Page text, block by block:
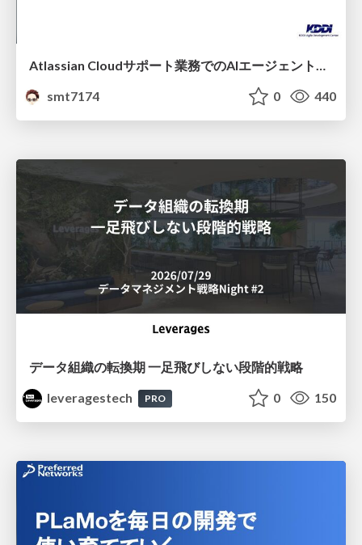
Atlassian Cloudサポート業務でのAIエージェント活用事例
smt7174
0 440
データ組織の転換期 一足飛びしない段階的戦略
leveragestech
PRO 0 150